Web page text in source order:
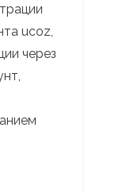
ucoz,
через